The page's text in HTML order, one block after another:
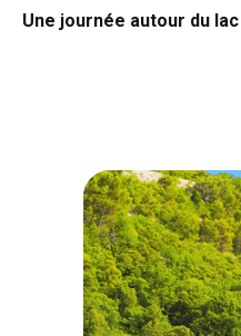
Une journée autour du lac